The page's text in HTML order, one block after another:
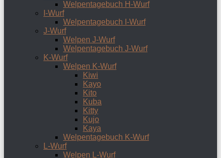
Welpentagebuch H-Wurf
I-Wurf
Welpentagebuch I-Wurf
J-Wurf
Welpen J-Wurf
Welpentagebuch J-Wurf
K-Wurf
Welpen K-Wurf
Kiwi
Kayo
Kito
Kuba
Kitty
Kujo
Kaya
Welpentagebuch K-Wurf
L-Wurf
Welpen L-Wurf